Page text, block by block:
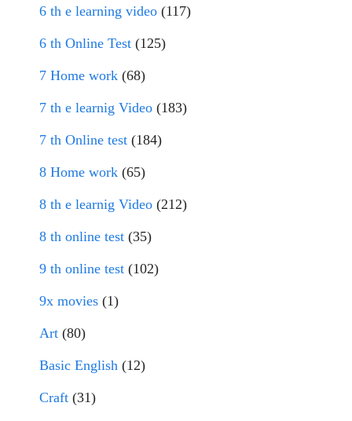
6 th e learning video (117)
6 th Online Test (125)
7 Home work (68)
7 th e learnig Video (183)
7 th Online test (184)
8 Home work (65)
8 th e learnig Video (212)
8 th online test (35)
9 th online test (102)
9x movies (1)
Art (80)
Basic English (12)
Craft (31)